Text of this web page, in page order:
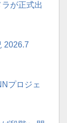
が正式出
2026.7
プロジェ